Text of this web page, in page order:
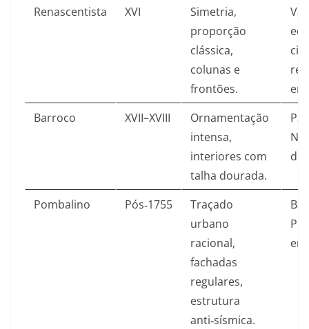
Renascentista
XVI
Simetria,
proporção
clássica,
colunas e
frontões.​
Barroco
XVII–XVIII
Ornamentação
intensa,
interiores com
talha dourada.​
de
Pombalino Pós‑1755
Traçado
urbano
racional,
fachadas
regulares,
estrutura
anti‑sísmica.​